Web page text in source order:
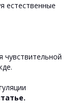
естественные